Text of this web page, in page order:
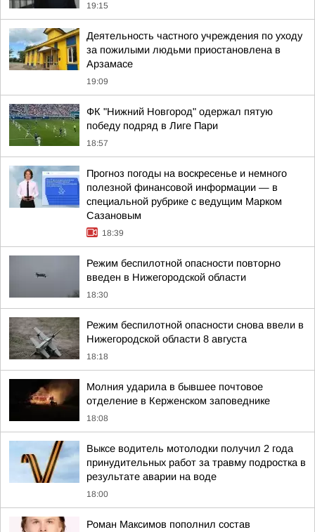
19:15
Деятельность частного учреждения по уходу
за пожилыми людьми приостановлена в
Арзамасе
19:09
ФК "Нижний Новгород" одержал пятую
победу подряд в Лиге Пари
18:57
Прогноз погоды на воскресенье и немного
полезной финансовой информации — в
специальной рубрике с ведущим Марком
Сазановым
18:39
Режим беспилотной опасности повторно
введен в Нижегородской области
18:30
Режим беспилотной опасности снова ввели в
Нижегородской области 8 августа
18:18
Молния ударила в бывшее почтовое
отделение в Керженском заповеднике
18:08
Выксе водитель мотолодки получил 2 года
принудительных работ за травму подростка в
результате аварии на воде
18:00
Роман Максимов пополнил состав